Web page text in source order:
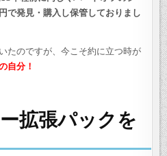
で発見・購入し保管しておりまし
たのですが、今こそ約に立つ時が
自分！
拡張パックを